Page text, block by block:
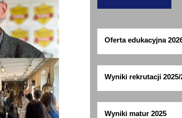
Oferta edukacyjna
Wyniki rekrutacji 2025/
Wyniki matur 2025